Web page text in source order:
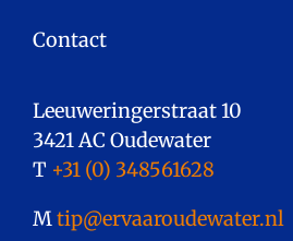
Contact
Leeuweringerstraat 10
3421 AC Oudewater
T +31 (0) 348561628
Mtip@ervaaroudewater.nl